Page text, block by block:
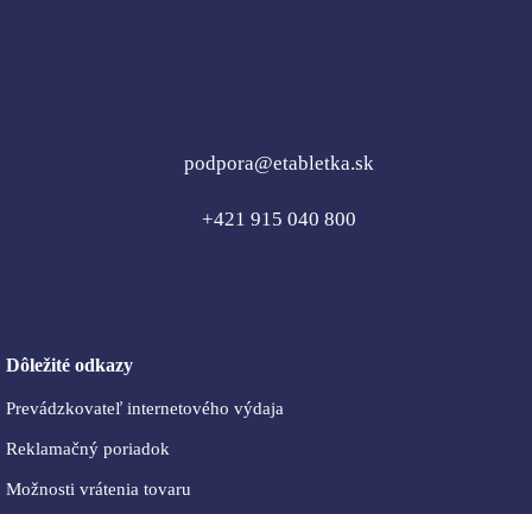
podpora@etabletka.sk
+421 915 040 800
Dôležité odkazy
Prevádzkovateľ internetového výdaja
Reklamačný poriadok
Možnosti vrátenia tovaru